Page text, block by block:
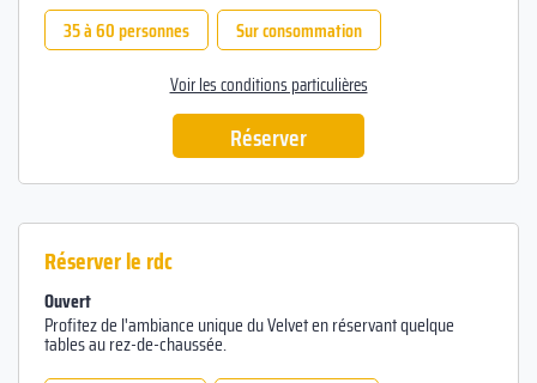
35 à 60 personnes Sur consommation
Voir les conditions particulières
Réserver
Réserver le rdc
Ouvert
Profitez de l'ambiance unique du Velvet en réservant quelque
tables au rez-de-chaussée.